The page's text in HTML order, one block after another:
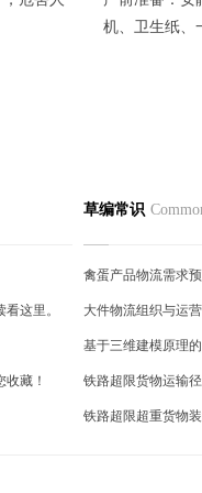
机、卫生纸、
这里。
藏！
草编常识
禽蛋产品物流需求
大件物流组织与运
基于三维建模原理
铁路超限货物运输
铁路超限超重货物